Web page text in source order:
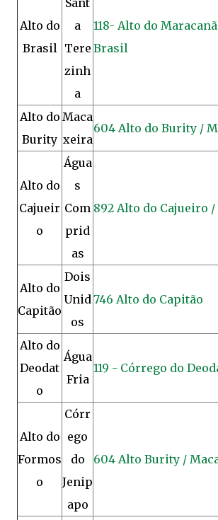
Alto do
Brasil
Sant
a
Tere
zinh
a
118- Alto do
Brasil
Alto do
Burity
Maca
xeira
604 Alto do Burity /
Alto do
Cajueir
o
Água
s
Com
prid
as
892 Alto do Cajueiro /
Alto do
Capitão
Dois
Unid
os
746 Alto do Capitão
Alto do
Deodat
o
Água
Fria
119 - Córrego do
Alto do
Formos
o
Córr
ego
do
Jenip
apo
604 Alto Burity /